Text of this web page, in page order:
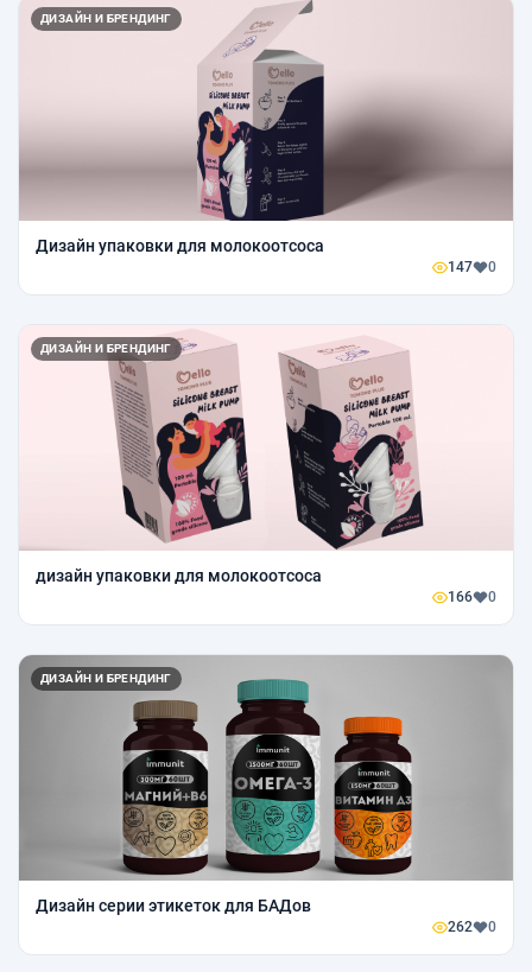
ДИЗАЙН И БРЕНДИНГ
Дизайн упаковки для молокоотсоса
147 0
ДИЗАЙН И БРЕНДИНГ
дизайн упаковки для молокоотсоса
166 0
ДИЗАЙН И БРЕНДИНГ
Дизайн серии этикеток для БАДов
262 0